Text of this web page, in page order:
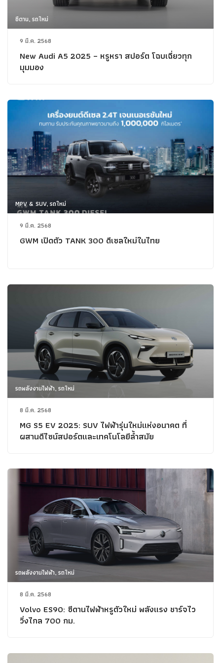
ซีดาน, รถใหม่
9 มี.ค. 2568
New Audi A5 2025 – หรูหรา สปอร์ต โฉบเฉี่ยวทุก
มุมมอง
MPV & SUV, รถใหม่
9 มี.ค. 2568
GWM เปิดตัว TANK 300 ดีเซลใหม่ในไทย
รถพลังงานไฟฟ้า, รถใหม่
8 มี.ค. 2568
MG S5 EV 2025: SUV ไฟฟ้ารุ่นใหม่แห่งอนาคต ที่
ผสานดีไซน์สปอร์ตและเทคโนโลยีล้ำสมัย
รถพลังงานไฟฟ้า, รถใหม่
8 มี.ค. 2568
Volvo ES90: ซีดานไฟฟ้าหรูตัวใหม่ พลังแรง ชาร์จไว
วิ่งไกล 700 กม.